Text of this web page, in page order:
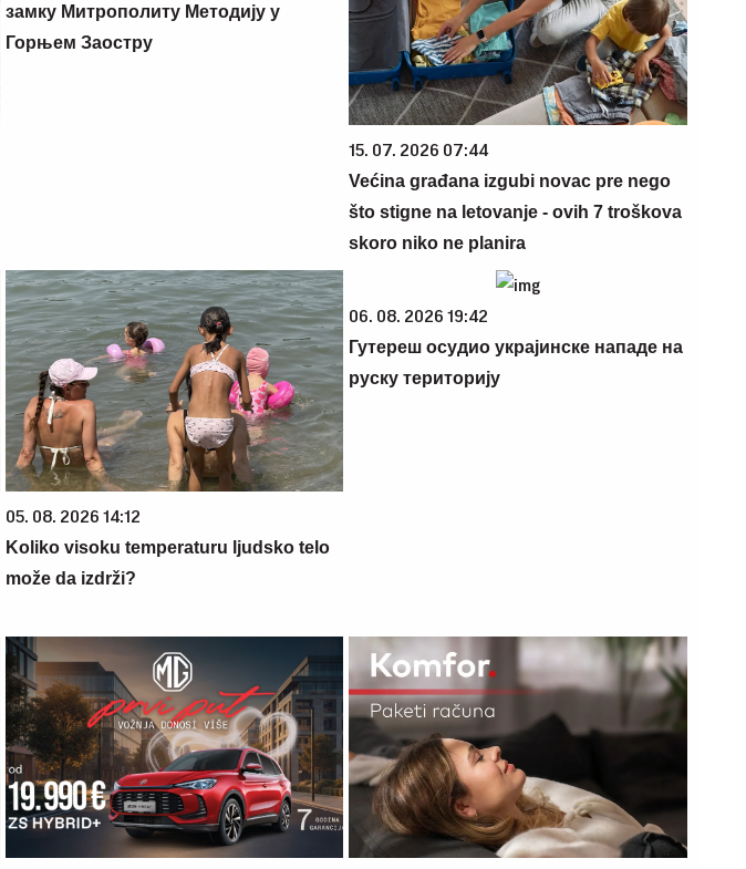
замку Митрополиту Методију у
Горњем Заостру
15. 07. 2026 07:44
Većina građana izgubi novac pre nego
što stigne na letovanje - ovih 7 troškova
skoro niko ne planira
05. 08. 2026 14:12
Koliko visoku temperaturu ljudsko telo
može da izdrži?
06. 08. 2026 19:42
Гутереш осудио украјинске нападе на
руску територију